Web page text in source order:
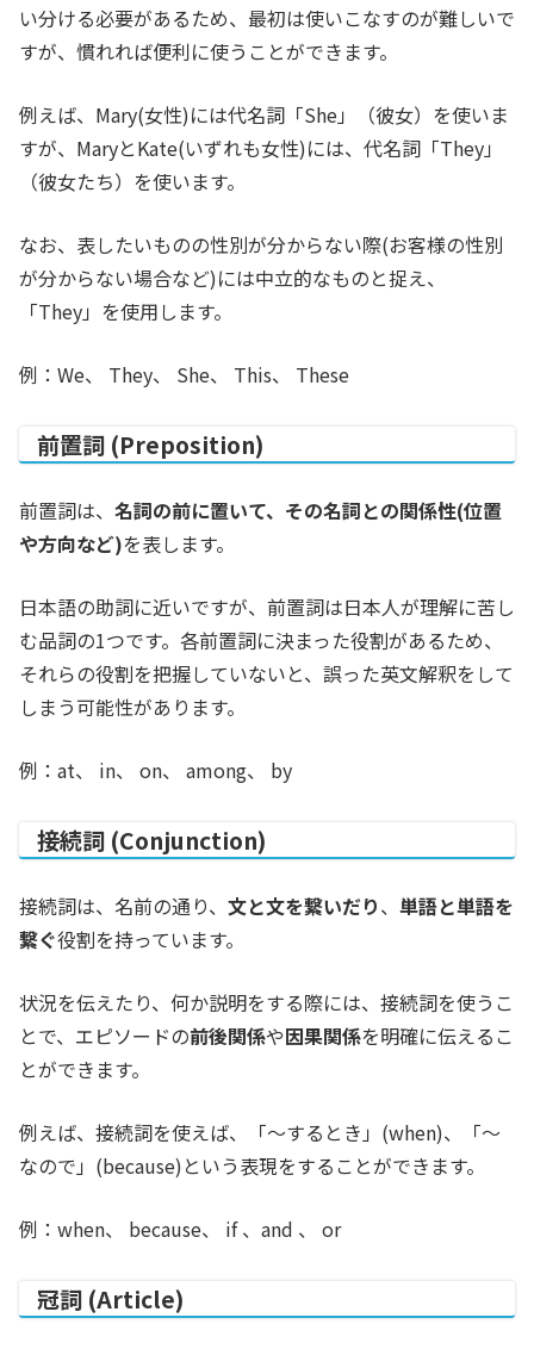
い分ける必要があるため、最初は使いこなすのが難しいで
すが、慣れれば便利に使うことができます。
例えば、Mary(女性)には代名詞「She」（彼女）を使いま
すが、MaryとKate(いずれも女性)には、代名詞「They」
（彼女たち）を使います。
なお、表したいものの性別が分からない際(お客様の性別
が分からない場合など)には中立的なものと捉え、
「They」を使用します。
例：We、 They、 She、 This、 These
前置詞 (Preposition)
前置詞は、 名詞の前に置いて、その名詞との関係性(位置
や方向など)を表します。
日本語の助詞に近いですが、前置詞は日本人が理解に苦し
む品詞の1つです。各前置詞に決まった役割があるため、
それらの役割を把握していないと、誤った英文解釈をして
しまう可能性があります。
例：at、 in、 on、 among、 by
接続詞 (Conjunction)
接続詞は、名前の通り、 文と文を繋いだり、 単語と単語を
繋ぐ役割を持っています。
状況を伝えたり、何か説明をする際には、接続詞を使うこ
とで、エピソードの前後関係や因果関係を明確に伝えるこ
とができます。
例えば、接続詞を使えば、「〜するとき」(when)、「〜
なので」(because)という表現をすることができます。
例：when、 because、 if 、and 、 or
冠詞 (Article)